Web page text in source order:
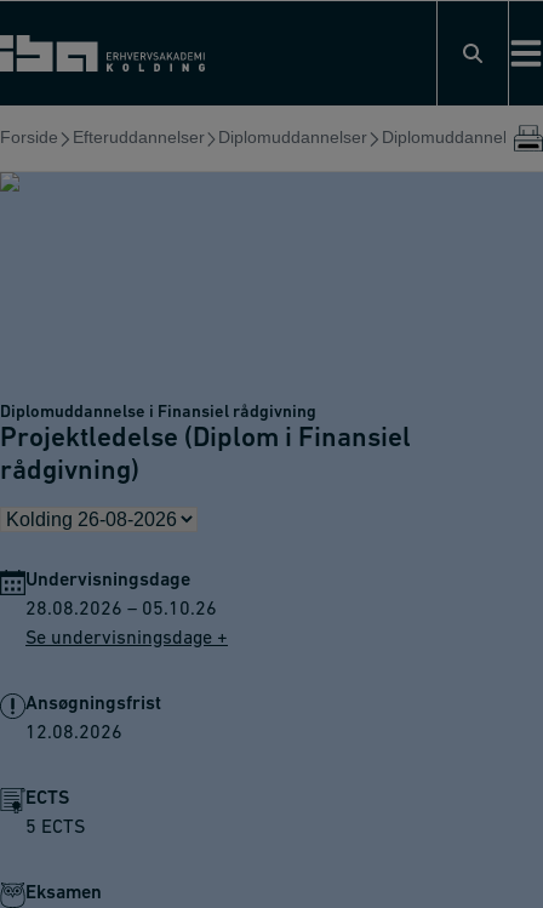
til
indholdet
Forside Efteruddannelser Diplomuddannelser Diplomuddannelse i
Diplomuddannelse i Finansiel rådgivning
Projektledelse (Diplom i Finansiel
rådgivning)
Undervisningsdage
28.08.2026 – 05.10.26
Se undervisningsdage +
Ansøgningsfrist
12.08.2026
ECTS
5 ECTS
Eksamen